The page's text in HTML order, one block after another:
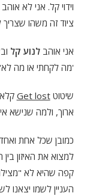
וידוי קל. אני לא
ציוד זה משהו
אני אוהבלנוע קל
'מה לקחתי או מה
שיטוטGet lost
ארוך, ולמה שנישא
כמובן שכל אחת
קפה שהיא לא
העניין לשמו